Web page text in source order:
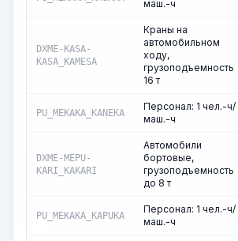
маш.-ч
DXME-KASA-
KASA_KAMESA
Краны на
автомобильном
ходу,
грузоподъемность
16 т
PU_MEKAKA_KANEKA
Персонал: 1 чел.-ч/
маш.-ч
DXME-MEPU-
KARI_KAKARI
Автомобили
бортовые,
грузоподъемность
до 8 т
PU_MEKAKA_KAPUKA
Персонал: 1 чел.-ч/
маш.-ч